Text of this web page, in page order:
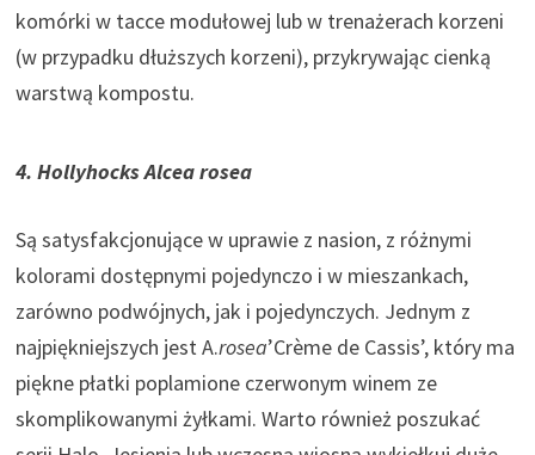
komórki w tacce modułowej lub w trenażerach korzeni
(w przypadku dłuższych korzeni), przykrywając cienką
warstwą kompostu.
4. Hollyhocks Alcea rosea
Są satysfakcjonujące w uprawie z nasion, z różnymi
kolorami dostępnymi pojedynczo i w mieszankach,
zarówno podwójnych, jak i pojedynczych. Jednym z
najpiękniejszych jest A.rosea’Crème de Cassis’, który ma
piękne płatki poplamione czerwonym winem ze
skomplikowanymi żyłkami. Warto również poszukać